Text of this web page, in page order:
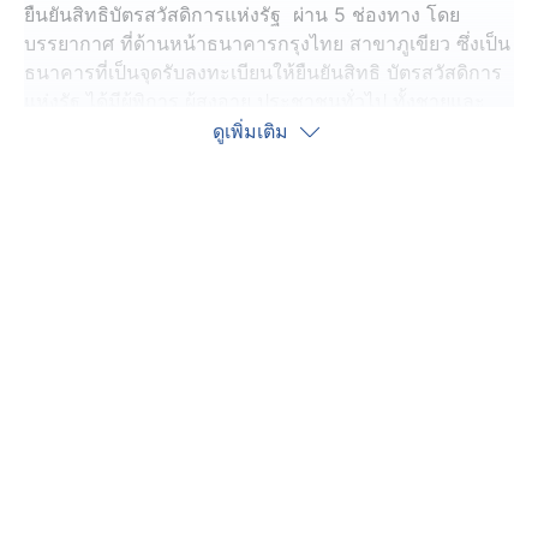
ยืนยันสิทธิบัตรสวัสดิการแห่งรัฐ ผ่าน 5 ช่องทาง โดย
บรรยากาศ ที่ด้านหน้าธนาคารกรุงไทย สาขาภูเขียว ซึ่งเป็น
ธนาคารที่เป็นจุดรับลงทะเบียนให้ยืนยันสิทธิ บัตรสวัสดิการ
หญิง ในพื้นที่ อ.บ้านแท่น อ.เกษตรสมบูรณ์ และ อ.ภูเขียว
ดูเพิ่มเติม